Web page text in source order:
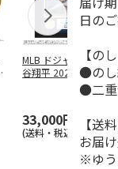
MLB ドジャース 大
谷翔平 2026 NL 3・
33,000円
(送料・税込)
日の
【の
●のし
●二重
【送料
お届
※ゆう